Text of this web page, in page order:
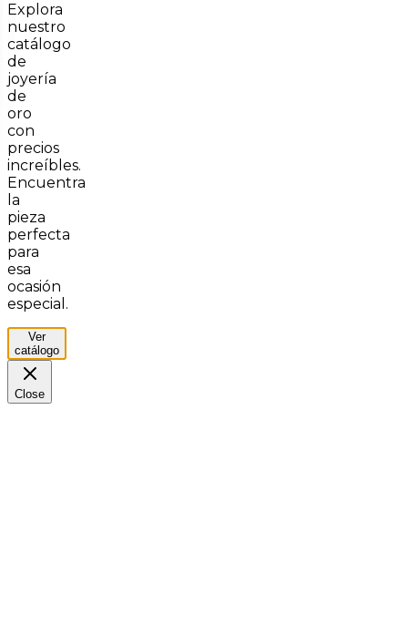
Explora
nuestro
catálogo
de
joyería
de
oro
con
precios
increíbles.
Encuentra
la
pieza
perfecta
para
esa
ocasión
especial.
Ver
catálogo
Close